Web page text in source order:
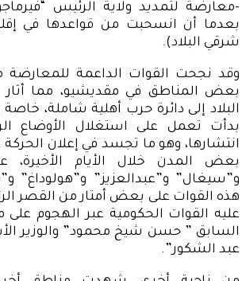
-معارضة لتمديد ولاية الرئيس
بعدما أن انسحبت من قواعدها في
شرقي البلاد).
وقد نجحت القوات الداعمة
بعض المناطق في مقديشيو، مما
البلاد إلى دائرة حرب أهلية شاملة،
بدأت تعمل على استغلال الأوضاع
انتشارها، وهو ما تجسد في إعلان
بعض المدن خلال الأيام الأخيرة،
و”سيغال” و”عبدالعزيز” و”هولوداغ”
هذه القوات على بعض أمتار من القصر
عليه القوات الحكومية عبر الهجوم
السابق ” حسن شيخ محمود” والوزير
عبد الشكور”.